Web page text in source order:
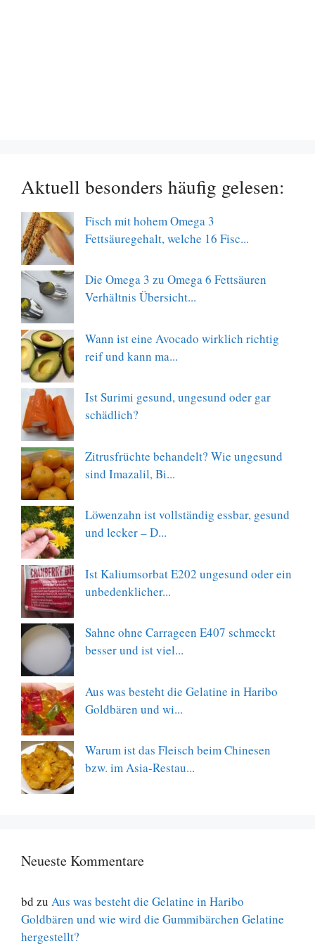
Aktuell besonders häufig gelesen:
Fisch mit hohem Omega 3
Fettsäuregehalt, welche 16 Fisc...
Die Omega 3 zu Omega 6 Fettsäuren
Verhältnis Übersicht...
Wann ist eine Avocado wirklich richtig
reif und kann ma...
Ist Surimi gesund, ungesund oder gar
schädlich?
Zitrusfrüchte behandelt? Wie ungesund
sind Imazalil, Bi...
Löwenzahn ist vollständig essbar, gesund
und lecker – D...
Ist Kaliumsorbat E202 ungesund oder ein
unbedenklicher...
Sahne ohne Carrageen E407 schmeckt
besser und ist viel...
Aus was besteht die Gelatine in Haribo
Goldbären und wi...
Warum ist das Fleisch beim Chinesen
bzw. im Asia-Restau...
Neueste Kommentare
bd zu Aus was besteht die Gelatine in Haribo
Goldbären und wie wird die Gummibärchen Gelatine
hergestellt?